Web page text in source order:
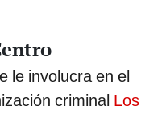
le involucra en el
criminal Los